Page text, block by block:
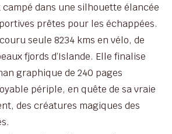
dans une silhouette élancée
prêtes pour les échappées.
seule 8234 kms en vélo, de
fjords d’Islande. Elle finalise
graphique de 240 pages
périple, en quête de sa vraie
des créatures magiques des